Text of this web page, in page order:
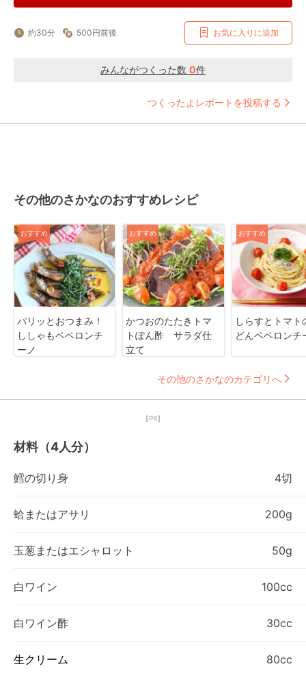
約30分 500円前後 お気に入りに追加
みんながつくった数 0件
つくったよレポートを投稿する
その他のさかなのおすすめレシピ
おすすめ
パリッとおつまみ！
ししゃもペペロンチ
ーノ
おすすめ
かつおのたたきトマ
トぽん酢 サラダ仕
立て
おすすめ
しらすとトマト
どんペペロンチ
その他のさかなのカテゴリへ
【PR】
材料（4人分）
鱈の切り身 4切
蛤またはアサリ 200g
玉葱またはエシャロット 50g
白ワイン 100cc
白ワイン酢 30cc
生クリーム 80cc